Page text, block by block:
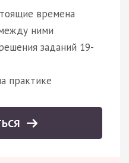
времена
ними
заданий 19-
практике